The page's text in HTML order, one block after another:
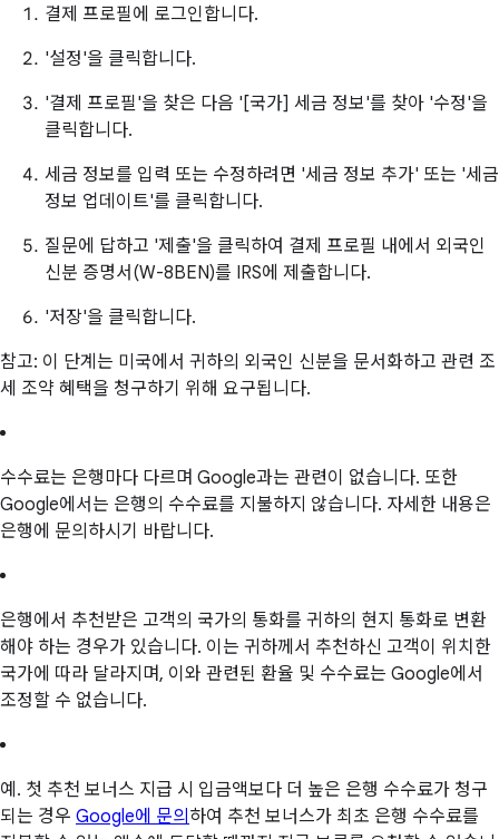
결제 프로필에 로그인합니다.
'설정'을 클릭합니다.
'결제 프로필'을 찾은 다음 '[국가] 세금 정보'를 찾아 '수정'을
클릭합니다.
세금 정보를 입력 또는 수정하려면 '세금 정보 추가' 또는 '세금
정보 업데이트'를 클릭합니다.
질문에 답하고 '제출'을 클릭하여 결제 프로필 내에서 외국인
신분 증명서(W-8BEN)를 IRS에 제출합니다.
'저장'을 클릭합니다.
참고: 이 단계는 미국에서 귀하의 외국인 신분을 문서화하고 관련 조
세 조약 혜택을 청구하기 위해 요구됩니다.
수수료는 은행마다 다르며 Google과는 관련이 없습니다. 또한
Google에서는 은행의 수수료를 지불하지 않습니다. 자세한 내용은
은행에 문의하시기 바랍니다.
은행에서 추천받은 고객의 국가의 통화를 귀하의 현지 통화로 변환
해야 하는 경우가 있습니다. 이는 귀하께서 추천하신 고객이 위치한
국가에 따라 달라지며, 이와 관련된 환율 및 수수료는 Google에서
조정할 수 없습니다.
예. 첫 추천 보너스 지급 시 입금액보다 더 높은 은행 수수료가 청구
되는 경우 Google에 문의 하여 추천 보너스가 최초 은행 수수료를